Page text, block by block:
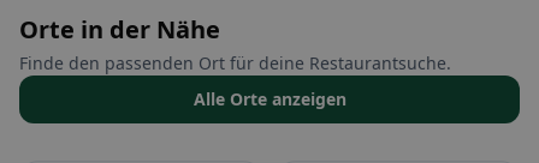
Orte in der Nähe
Finde den passenden Ort für deine Restaurantsuche.
Alle Orte anzeigen